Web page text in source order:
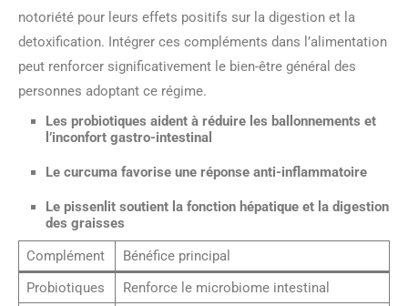
notoriété pour leurs effets positifs sur la digestion et la
detoxification. Intégrer ces compléments dans l’alimentation
peut renforcer significativement le bien-être général des
personnes adoptant ce régime.
Les probiotiques aident à réduire les ballonnements et
l’inconfort gastro-intestinal
Le curcuma favorise une réponse anti-inflammatoire
Le pissenlit soutient la fonction hépatique et la digestion
des graisses
Complément
Bénéfice principal
Probiotiques
Renforce le microbiome intestinal